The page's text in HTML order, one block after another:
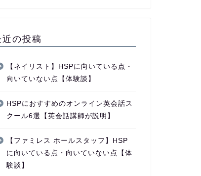
近の投稿
【ネイリスト】HSPに向いている点・
向いていない点【体験談】
HSPにおすすめのオンライン英会話ス
クール6選【英会話講師が説明】
【ファミレス ホールスタッフ】HSP
に向いている点・向いていない点【体
験談】